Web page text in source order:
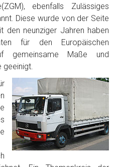
ebenfalls Zulässiges
Diese wurde von der Seite
den neunziger Jahren haben
für den Europäischen
gemeinsame Maße und
geeinigt.